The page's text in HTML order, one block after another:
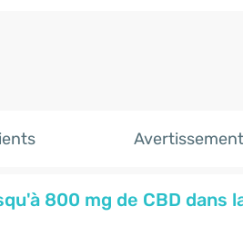
800 mg de CBD dans